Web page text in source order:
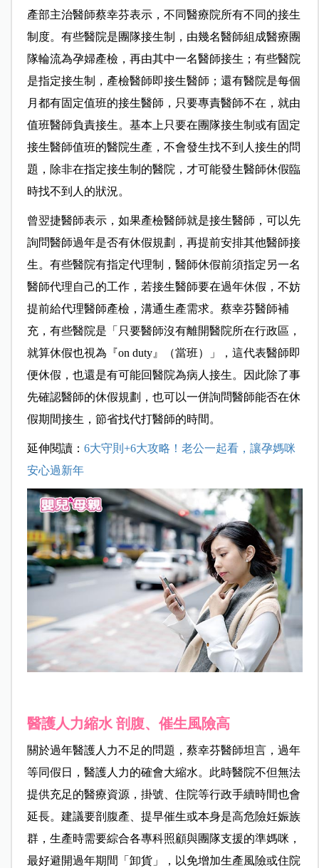
產部主治醫師蔡幸芬表示，不同醫療院所有不同的接生
制度。有些醫院是團隊接生制，由幾名醫師組成醫療團
隊輪流為孕婦產檢，再由其中一名醫師接生；有些醫院
是指定接生制，產檢醫師即接生醫師；還有醫院是每個
月都有固定值班的接生醫師，只要專責醫師不在，就由
值班醫師負責接生。基本上只要在團隊接生制或有固定
接生醫師值班的醫院生產，不會發生找不到人接生的問
題，除非在指定接生制的醫院，才可能發生醫師休假臨
時找不到人的狀況。
曾翌捷醫師表示，如果產檢醫師就是接生醫師，可以先
詢問醫師過年是否有休假規劃，再提前安排其他醫師接
生。有些醫院有指定代理制，醫師休假前須指定另一名
醫師代理自己的工作，若接生醫師要在過年休假，不妨
提前給代理醫師產檢，溝通生產需求。蔡幸芬醫師補
充，有些醫院是「只要醫師沒有離開醫院所在行政區，
就算休假也視為『on duty』（當班）」，這代表醫師即
便休假，也還是有可能回醫院為病人接生。因此除了事
先確認醫師的休假規劃，也可以一併詢問醫師能否在休
假期間接生，節省找代打醫師的時間。
延伸閱讀： 6大守則+6大攻略！老公一起看，讓孕媽咪
安心過新年
醫護人力縮水 剖腹、催生風險高
關於過年醫護人力不足的問題，蔡幸芬醫師坦言，過年
等同假日，醫護人力的確會大縮水。此時醫院不但無法
提供充足的醫療資源，掛號、住院等行政手續時間也會
延長。建議要剖腹產、提早催生或本身是高危險妊娠族
群，生產時需要綜合各專科照顧與團隊支援的準媽咪，
最好避開過年期間「卸貨」，以免增加生產風險或住院